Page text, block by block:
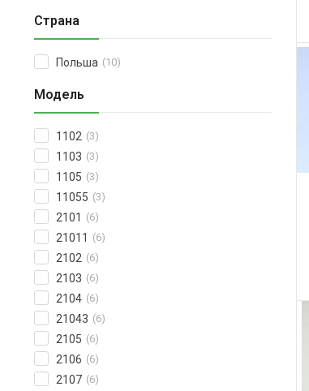
Страна
Польша (10)
Модель
1102 (3)
1103 (3)
1105 (3)
11055 (3)
2101 (6)
21011 (6)
2102 (6)
2103 (6)
2104 (6)
21043 (6)
2105 (6)
2106 (6)
2107 (6)